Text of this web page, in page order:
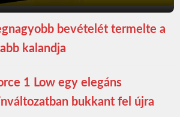
bevételét termelte a
kalandja
1 Low egy elegáns
bukkant fel újra